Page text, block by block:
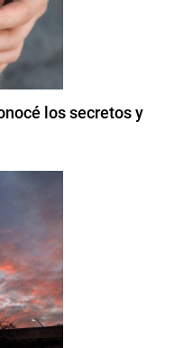
los secretos y